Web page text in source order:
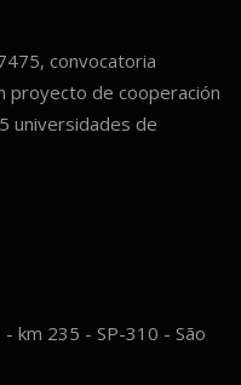
convocatoria
proyecto de cooperación
universidades de
km 235 - SP-310 - São